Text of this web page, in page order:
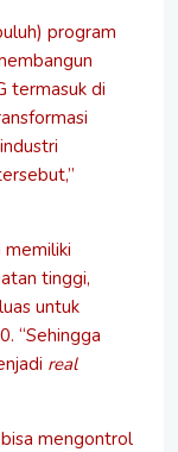
program
termasuk di
tinggi,
untuk
“Sehingga
real
mengontrol